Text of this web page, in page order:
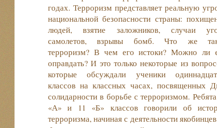
годах. Терроризм представляет реальную
национальной безопасности страны:
людей, взятие заложников, случаи
самолетов, взрывы бомб. Что же
терроризм? В чем его истоки? Можно ли
оправдать? И это только некоторые из
которые обсуждали ученики
классов на классных часах, посвященных
солидарности в борьбе с терроризмом.
«А» и 11 «Б» классов говорили об
терроризма, начиная с деятельности